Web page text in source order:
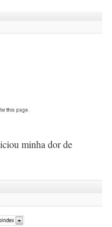
minha dor de